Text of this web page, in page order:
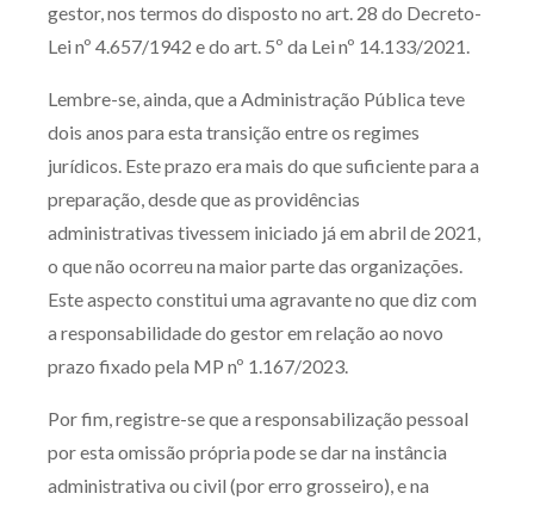
gestor, nos termos do disposto no art. 28 do Decreto-
Lei nº 4.657/1942 e do art. 5º da Lei nº 14.133/2021.
Lembre-se, ainda, que a Administração Pública teve
dois anos para esta transição entre os regimes
jurídicos. Este prazo era mais do que suficiente para a
preparação, desde que as providências
administrativas tivessem iniciado já em abril de 2021,
o que não ocorreu na maior parte das organizações.
Este aspecto constitui uma agravante no que diz com
a responsabilidade do gestor em relação ao novo
prazo fixado pela MP nº 1.167/2023.
Por fim, registre-se que a responsabilização pessoal
por esta omissão própria pode se dar na instância
administrativa ou civil (por erro grosseiro), e na